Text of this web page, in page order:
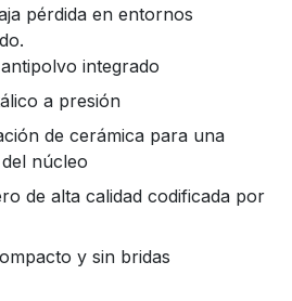
pérdida en entornos
integrado
a presión
de cerámica para una
núcleo
de alta calidad codificada por
y sin bridas